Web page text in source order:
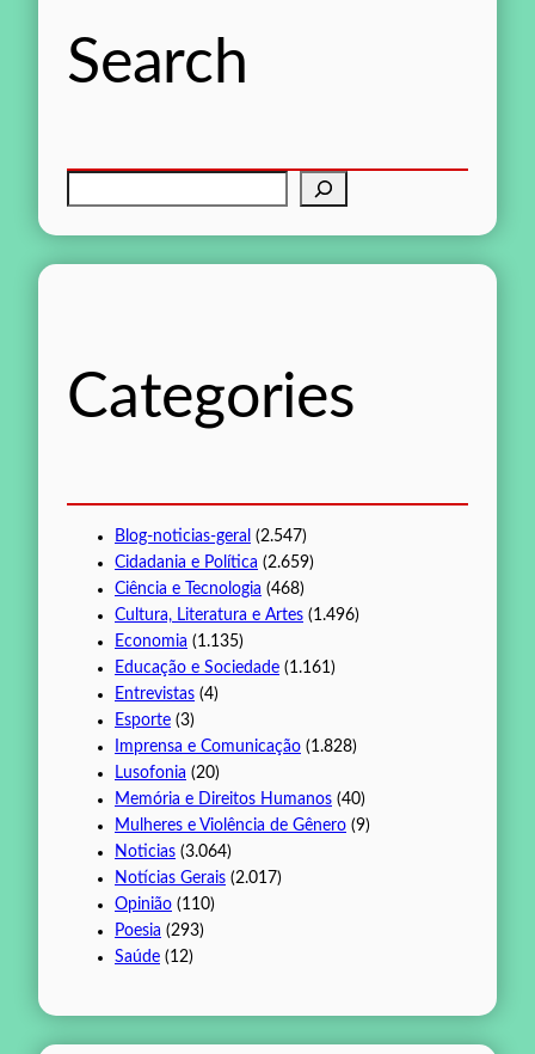
Search
aCategories
Blog-noticias-geral (2.547)
Cidadania e Política (2.659)
Ciência e Tecnologia (468)
Cultura, Literatura e Artes (1.496)
Economia (1.135)
Educação e Sociedade (1.161)
Entrevistas (4)
Esporte (3)
Imprensa e Comunicação (1.828)
Lusofonia (20)
Memória e Direitos Humanos (40)
Mulheres e Violência de Gênero (9)
Noticias (3.064)
Notícias Gerais (2.017)
Opinião (110)
Poesia (293)
Saúde (12)